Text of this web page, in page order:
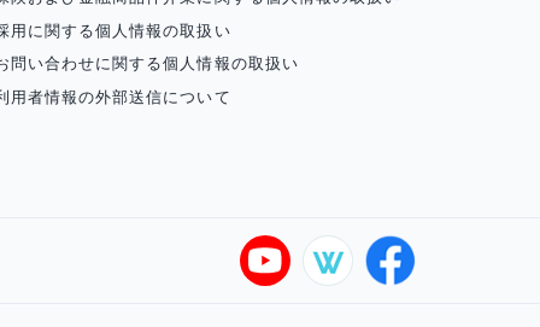
用に関する個人情報の取扱い
問い合わせに関する個人情報の取扱い
用者情報の外部送信について